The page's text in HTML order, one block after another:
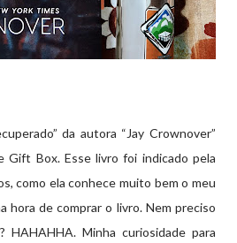
da autora “Jay Crownover”
Gift Box. Esse livro foi indicado pela
como ela conhece muito bem o meu
hora de comprar o livro. Nem preciso
HAHAHHA. Minha curiosidade para